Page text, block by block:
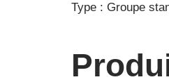
Type : Groupe